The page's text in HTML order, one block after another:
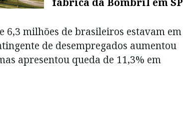
milhões de brasileiros estavam em
de desempregados aumentou
apresentou queda de 11,3% em